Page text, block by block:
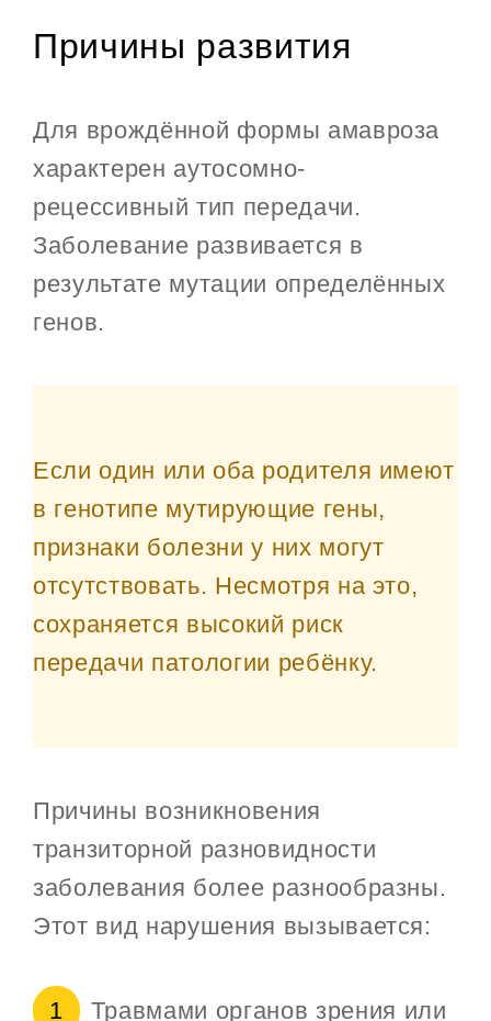
Причины развития
Для врождённой формы амавроза
характерен аутосомно-
рецессивный тип передачи.
Заболевание развивается в
результате мутации определённых
генов.
Если один или оба родителя имеют
в генотипе мутирующие гены,
признаки болезни у них могут
отсутствовать. Несмотря на это,
сохраняется высокий риск
передачи патологии ребёнку.
Причины возникновения
транзиторной разновидности
заболевания более разнообразны.
Этот вид нарушения вызывается:
Травмами органов зрения или